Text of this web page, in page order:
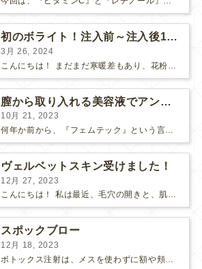
初のボライト！注入前～注入後1週間の感想
3月 26, 2024
膣から取り入れる美容液でアンチエイジング
10月 21, 2023
何年か前から、『フェムテック』という言葉をよく耳にするようになりました。 フェムテックは、月経や出産、不妊、更年期など女性特有の健康課題をサポートするツールとして注目されていますね。 フェ...
ヴェルベットスキン受けました！
12月 27, 2023
こんにちは！ 私は最近、毛穴の開きと、肌のごわつきが気になって、なんとかお肌をツヤツヤにしたいな〜と思っていました… そこで！ダーマペン『ヴェルベットスキン』を受けました♪ 経過ごとに写...
スポックブロー
12月 18, 2023